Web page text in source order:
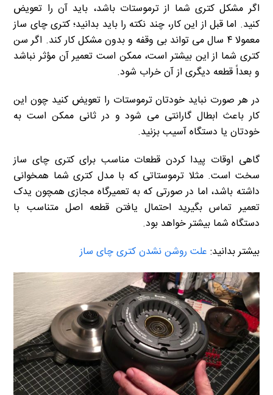
اگر مشکل کتری شما از ترموستات باشد، باید آن را تعویض
کنید. اما قبل از این کار، چند نکته را باید بدانید؛ کتری چای ساز
معمولا ۴ سال می تواند بی وقفه و بدون مشکل کار کند. اگر سن
کتری شما از این بیشتر است، ممکن است تعمیر آن مؤثر نباشد
و بعداً قطعه دیگری از آن خراب شود.
در هر صورت نباید خودتان ترموستات را تعویض کنید چون این
کار باعث ابطال گارانتی می شود و در ثانی ممکن است به
خودتان یا دستگاه آسیب بزنید.
گاهی اوقات پیدا کردن قطعات مناسب برای کتری چای ساز
سخت است. مثلا ترموستاتی که با مدل کتری شما همخوانی
داشته باشد، اما در صورتی که به تعمیرگاه مجازی همچون یدک
تعمیر تماس بگیرید احتمال یافتن قطعه اصل متناسب با
دستگاه شما بیشتر خواهد بود.
بیشتر بدانید: علت روشن نشدن کتری چای ساز